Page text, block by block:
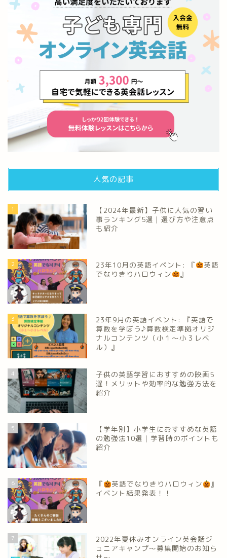
人気の記事
1
【2024年最新】子供に人気の習い
事ランキング5選｜選び方や注意点
も紹介
2 23年10月の英語イベント: 『
英語
でなりきりハロウィン
』
3
23年9月の英語イベント: 『英語で
算数を学ぼう♪算数検定準拠オリジ
ナルコンテンツ（小１～小３レベ
ル）』
4
子供の英語学習におすすめの映画5
選！メリットや効率的な勉強方法を
紹介
5
【学年別】小学生におすすめな英語
の勉強法10選｜学習時のポイントも
紹介
6 『 英語でなりきりハロウィン
』
イベント結果発表！！
7
2022年夏休みオンライン英会話ジ
ュニアキャンプ～募集開始のお知ら